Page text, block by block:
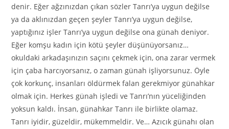
denir. Eğer ağzınızdan çıkan sözler Tanrı’ya uygun değilse
ya da aklınızdan geçen şeyler Tanrı’ya uygun değilse,
yaptığınız işler Tanrı’ya uygun değilse ona günah deniyor.
Eğer komşu kadın için kötü şeyler düşünüyorsanız…
okuldaki arkadaşınızın saçını çekmek için, ona zarar vermek
için çaba harcıyorsanız, o zaman günah işliyorsunuz. Öyle
çok korkunç, insanları öldürmek falan gerekmiyor günahkar
olmak için. Herkes günah işledi ve Tanrı’nın yüceliğinden
yoksun kaldı. İnsan, günahkar Tanrı ile birlikte olamaz.
Tanrı iyidir, güzeldir, mükemmeldir. Ve… Azıcık günahı olan